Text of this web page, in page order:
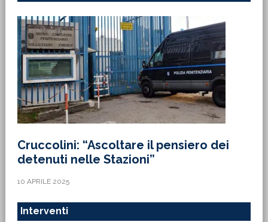
Cruccolini: “Ascoltare il pensiero dei
detenuti nelle Stazioni”
10 APRILE 2025
Interventi